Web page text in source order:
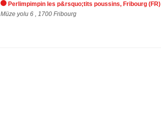
Perlimpimpin les p&rsquo;tits poussins, Fribourg (FR)
Müze yolu 6 , 1700 Fribourg